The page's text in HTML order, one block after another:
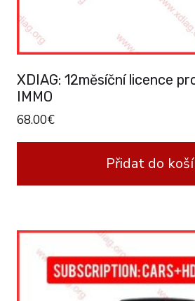
XDIAG: 12měsíční licence
IMMO
68.00€
Přidat do